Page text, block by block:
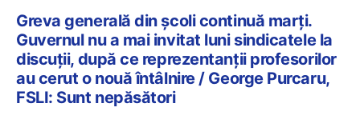
Greva generală din școli continuă marți.
Guvernul nu a mai invitat luni sindicatele la
discuții, după ce reprezentanții profesorilor
au cerut o nouă întâlnire / George Purcaru,
FSLI: Sunt nepăsători